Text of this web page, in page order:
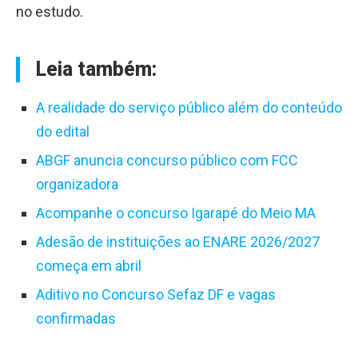
no estudo.
Leia também:
A realidade do serviço público além do conteúdo
do edital
ABGF anuncia concurso público com FCC
organizadora
Acompanhe o concurso Igarapé do Meio MA
Adesão de instituições ao ENARE 2026/2027
começa em abril
Aditivo no Concurso Sefaz DF e vagas
confirmadas